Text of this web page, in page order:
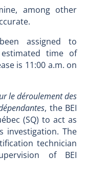
among other
assigned to
time of
is 11:00 a.m. on
le déroulement des
, the BEI
(SQ) to act as
investigation. The
technician
of BEI